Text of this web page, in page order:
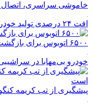
خاموشی سراسری، اتصال
افت ۲۴ درصدی تولید خودرو در کشور
۶۵۰۰ اتوبوس برای بازگشت زائران از مرز مهران اعزام می‌شود
خودرو بی‌مهابا در
پیشگیری از تب کریمه